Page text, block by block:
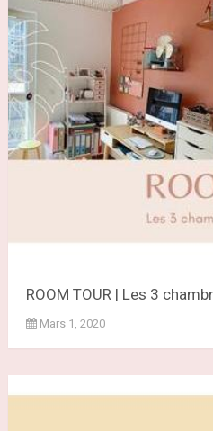
ROOM TOUR | Les 3
Mars 1, 2020